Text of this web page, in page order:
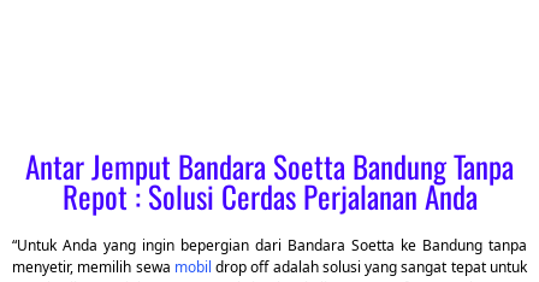
Antar Jemput Bandara Soetta Bandung Tanpa
Repot : Solusi Cerdas Perjalanan Anda
“Untuk Anda yang ingin bepergian dari Bandara Soetta ke Bandung tanpa
menyetir, memilih sewa mobil drop off adalah solusi yang sangat tepat untuk